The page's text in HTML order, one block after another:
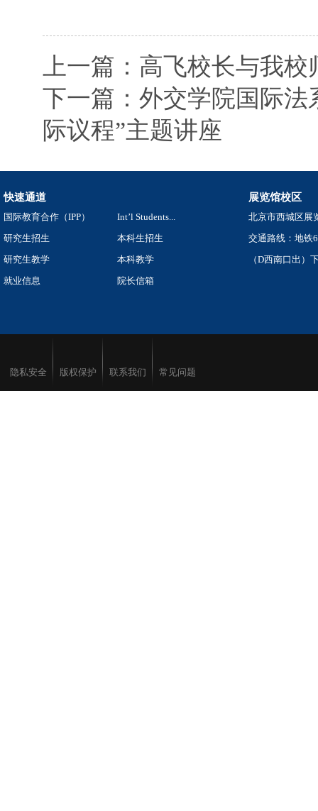
上一篇：高飞校长与我
下一篇：外交学院国际
际议程”主题讲座
快速通道
国际教育合作（IPP）
Int’l Students...
研究生招生
本科生招生
研究生教学
本科教学
就业信息
院长信箱
展览馆校区
北京市西城区展
交通路线：地铁
（D西南口出）
隐私安全 版权保护 联系我们 常见问题